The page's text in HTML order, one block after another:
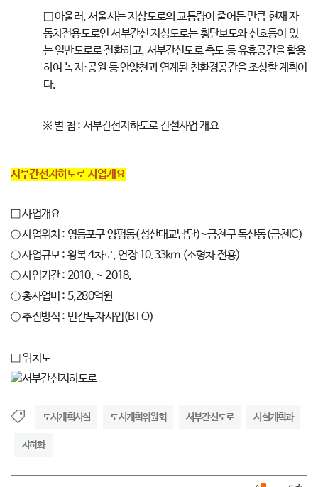
□ 아울러, 서울시는 지상도로의 교통량이 줄어든 만큼 현재 자
동차전용도로인 서부간선 지상도로는 횡단보도와 신호등이 있
는 일반도로로 전환하고, 서부간선도로 측도 등 유휴공간을 활용
하여 녹지·공원 등 안양천과 연계된 친환경공간을 조성할 계획이
다.
※ 별 첨 : 서부간선지하도로 건설사업 개요
서부간선지하도로 사업개요
□ 사업개요
○ 사업위치 : 영등포구 양평동(성산대교남단)~금천구 독산동(금천IC)
○ 사업규모 : 왕복 4차로, 연장 10.33km (소형차 전용)
○ 사업기간 : 2010. ~ 2018.
○ 총사업비 : 5,280억원
○ 추진방식 : 민간투자사업(BTO)
□ 위치도
도시계획시설 도시계획위원회 서부간선도로 시설계획과
지하화